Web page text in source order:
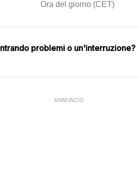
problemi o un'interruzione?
ANNUNCIO